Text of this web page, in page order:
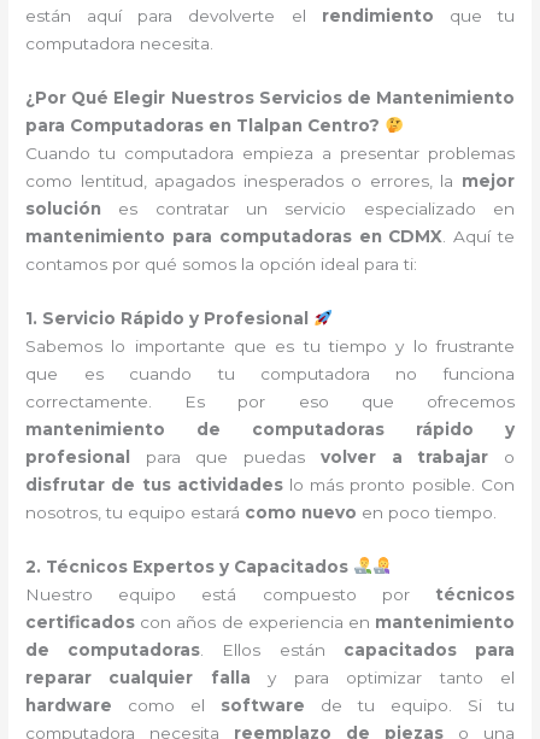
están aquí para devolverte el rendimiento que tu
computadora necesita.
¿Por Qué Elegir Nuestros Servicios de Mantenimiento
para Computadoras en Tlalpan Centro?
Cuando tu computadora empieza a presentar problemas
como lentitud, apagados inesperados o errores, la mejor
solución es contratar un servicio especializado en
mantenimiento para computadoras en CDMX . Aquí te
contamos por qué somos la opción ideal para ti:
1. Servicio Rápido y Profesional
Sabemos lo importante que es tu tiempo y lo frustrante
que es cuando tu computadora no funciona
correctamente. Es por eso que ofrecemos
mantenimiento de computadoras rápido y
profesional
para que puedas volver a trabajar o
disfrutar de tus actividadeslo más pronto posible. Con
nosotros, tu equipo estará como nuevo en poco tiempo.
2. Técnicos Expertos y Capacitados
Nuestro equipo está compuesto por técnicos
certificados con años de experiencia en mantenimiento
de computadoras . Ellos están capacitados para
reparar cualquier falla y para optimizar tanto el
hardware como el software de tu equipo. Si tu
computadora necesita reemplazo de piezaso una